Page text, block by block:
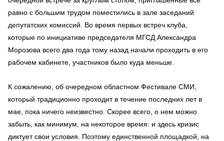
равно с большим трудом поместились в зале заседаний
депутатских комиссий. Во время первых встреч клуба,
которые по инициативе председателя МГСД Александра
Морозова всего два года тому назад начали проходить в его
рабочем кабинете, участников было куда меньше.
К сожалению, об очередном областном Фестивале СМИ,
который традиционно проходит в течение последних лет в
мае, пока ничего неизвестно. Скорее всего, о нем можно
забыть, как минимум, на некоторое время: и здесь кризис
диктует свои условия. Поэтому единственной площадкой, на